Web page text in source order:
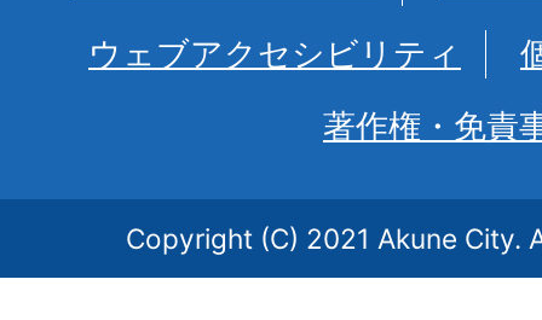
ウェブアクセシビリティ
著作権・免責
Copyright (C) 2021 Akune City.